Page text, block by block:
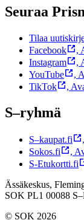
Seuraa
Tilaa
Facebook
,
Instagram
,
YouTube
,
TikTok
,
S–ryhmä
S–kaupat.fi ,
Sokos.fi
,
S-Etukortti.fi
Ässäkeskus,
SOK PL1 00088
© SOK 2026